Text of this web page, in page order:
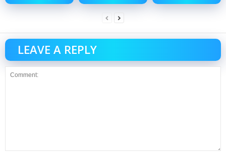
LEAVE A REPLY